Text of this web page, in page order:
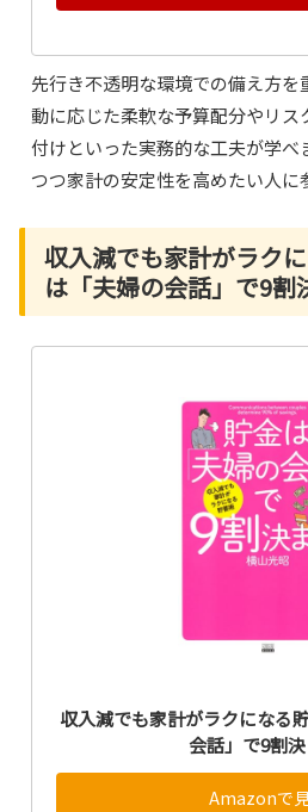
先行き不透明な環境での備え方
動に応じた柔軟な予算配分やリ
付けといった実務的な工夫が学べ
つつ家計の安定性を高めたい人に
収入減でも家計がラク
は「夫婦の会話」で9割
収入減でも家計がラクになる
会話」で9割
Amazonで